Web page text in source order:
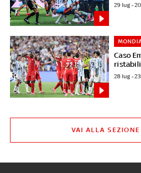
29 lug -
Caso
28 lug -
VAI ALLA SEZIONE